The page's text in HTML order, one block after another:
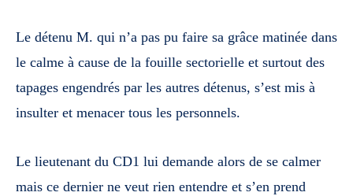
Le détenu M. qui n’a pas pu faire sa grâce matinée dans
le calme à cause de la fouille sectorielle et surtout des
tapages engendrés par les autres détenus, s’est mis à
insulter et menacer tous les personnels.
Le lieutenant du CD1 lui demande alors de se calmer
mais ce dernier ne veut rien entendre et s’en prend